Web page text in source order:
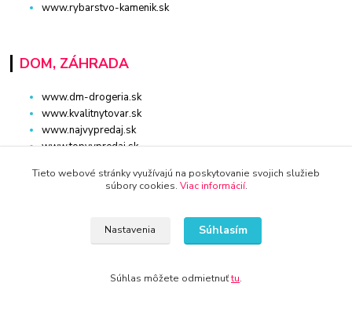
www.rybarstvo-kamenik.sk
DOM, ZÁHRADA
www.dm-drogeria.sk
www.kvalitnytovar.sk
www.najvypredaj.sk
www.topvypredaj.sk
www.proti-skodcom.sk
www.spotrebice-domace.sk
www.osvetlenie-svietidla.eu
www.zahradnicek.sk
Tieto webové stránky využívajú na poskytovanie svojich služieb
súbory cookies. Viac informácií.
Nastavenia Súhlasím
Súhlas môžete odmietnuťtu.